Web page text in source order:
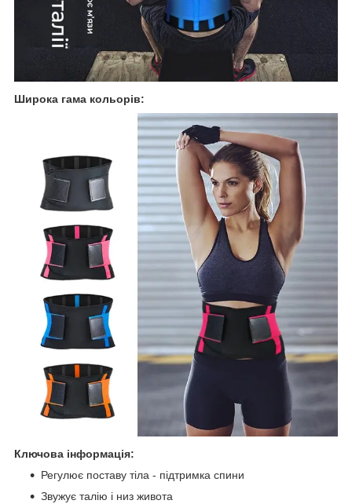
Широка гама кольорів:
Ключова інформація:
Регулює поставу тіла - підтримка спини
Звужує талію і низ живота